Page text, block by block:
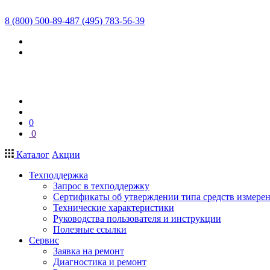
8 (800) 500-89-487 (495) 783-56-39
0
0
Каталог Акции
Техподдержка
Запрос в техподдержку
Сертификаты об утверждении типа средств
Технические характеристики
Руководства пользователя и инструкции
Полезные ссылки
Сервис
Заявка на ремонт
Диагностика и ремонт